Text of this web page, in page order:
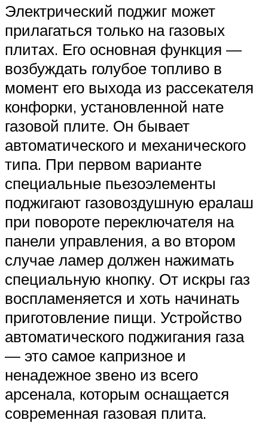
Электрический поджиг может
прилагаться только на газовых
плитах. Его основная функция —
возбуждать голубое топливо в
момент его выхода из рассекателя
конфорки, установленной нате
газовой плите. Он бывает
автоматического и механического
типа. При первом варианте
специальные пьезоэлементы
поджигают газовоздушную ералаш
при повороте переключателя на
панели управления, а во втором
случае ламер должен нажимать
специальную кнопку. От искры газ
воспламеняется и хоть начинать
приготовление пищи. Устройство
автоматического поджигания газа
— это самое капризное и
ненадежное звено из всего
арсенала, которым оснащается
современная газовая плита.